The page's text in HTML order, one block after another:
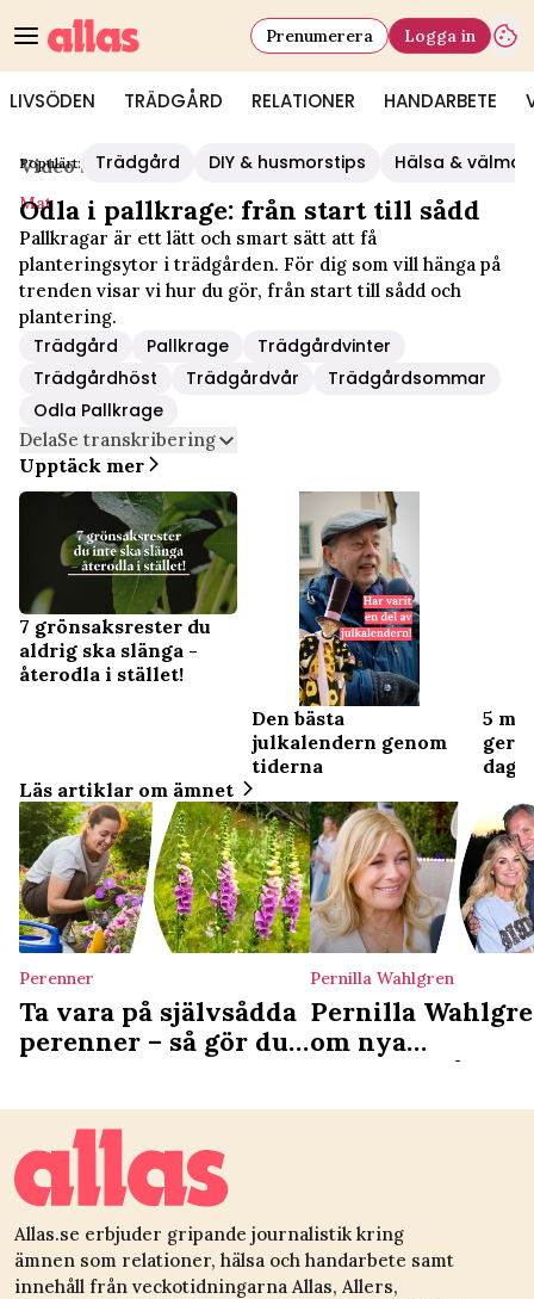
LIVSÖDEN TRÄDGÅRD RELATIONER HANDARBETE
Prenumerera Logga in
Populärt: Trädgård DIY & husmorstips Hälsa &
Video Start/Mat
Mat
Odla i pallkrage: från start till sådd
Pallkragar är ett lätt och smart sätt att få
planteringsytor i trädgården. För dig som vill hänga på
trenden visar vi hur du gör, från start till sådd och
plantering.
Trädgård Pallkrage
Trädgårdvinter
Trädgårdhöst
Trädgårdvår
Trädgårdsommar
Odla Pallkrage
DelaSe transkribering
Upptäck mer
7 grönsaksrester du
aldrig ska slänga -
återodla i stället!
Den bästa
julkalendern genom
tiderna
5
ger
Läs artiklar om ämnet
Perenner
Ta vara på självsådda
perenner – så gör du
Pernilla Wahlgren
Pernilla
om nya
drömträdgården
och Christians
Allas.se erbjuder gripande journalistik kring
ämnen som relationer, hälsa och handarbete samt
innehåll från veckotidningarna Allas, Allers,